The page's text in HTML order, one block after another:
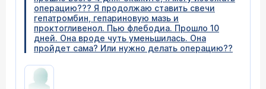
операцию??? Я продолжаю ставить свечи
гепатромбин, гепариновую мазь и
проктогливенол. Пью флебодиа. Прошло 10
дней. Она вроде чуть уменьшилась. Она
пройдет сама? Или нужно делать операцию??